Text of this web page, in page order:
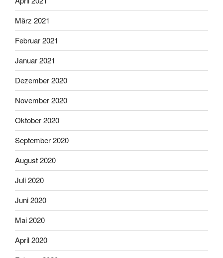
März 2021
Februar 2021
Januar 2021
Dezember 2020
November 2020
Oktober 2020
September 2020
August 2020
Juli 2020
Juni 2020
Mai 2020
April 2020